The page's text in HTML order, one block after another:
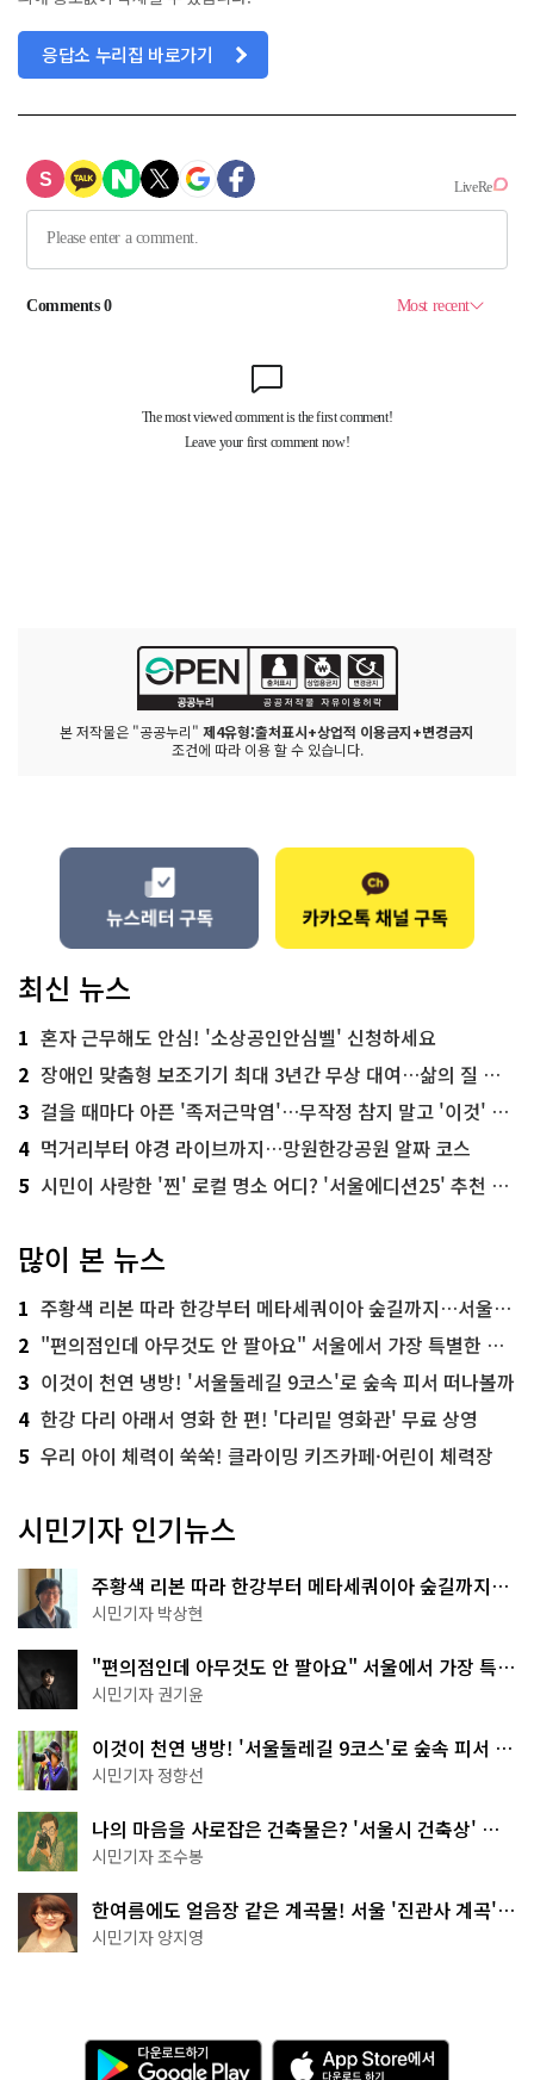
응답소 누리집 바로가기
본 저작물은 "공공누리" 제4유형:출처표시+상업적 이용금지+변경금지
조건에 따라 이용 할 수 있습니다.
최신 뉴스
1 혼자 근무해도 안심! '소상공인안심벨' 신청하세요
2 장애인 맞춤형 보조기기 최대 3년간 무상 대여…삶의 질 높인다
3 걸을 때마다 아픈 '족저근막염'…무작정 참지 말고 '이것' 해보세요!
4 먹거리부터 야경 라이브까지…망원한강공원 알짜 코스
5 시민이 사랑한 '찐' 로컬 명소 어디? '서울에디션25' 추천 코스
많이 본 뉴스
1 주황색 리본 따라 한강부터 메타세쿼이아 숲길까지…서울둘레길 15코스
2 "편의점인데 아무것도 안 팔아요" 서울에서 가장 특별한 편의점의 정체
3 이것이 천연 냉방! '서울둘레길 9코스'로 숲속 피서 떠나볼까
4 한강 다리 아래서 영화 한 편! '다리밑 영화관' 무료 상영
5 우리 아이 체력이 쑥쑥! 클라이밍 키즈카페·어린이 체력장
시민기자 인기뉴스
주황색 리본 따라 한강부터 메타세쿼이아 숲길까지…
서울둘레길 15코스
시민기자 박상현
"편의점인데 아무것도 안 팔아요" 서울에서 가장 특별
한 편의점의 정체
시민기자 권기윤
이것이 천연 냉방! '서울둘레길 9코스'로 숲속 피서 떠
나볼까
시민기자 정향선
나의 마음을 사로잡은 건축물은? '서울시 건축상' 수
상작 공개!
시민기자 조수봉
한여름에도 얼음장 같은 계곡물! 서울 '진관사 계곡'이
천국이네~
시민기자 양지영
다
운
A
p